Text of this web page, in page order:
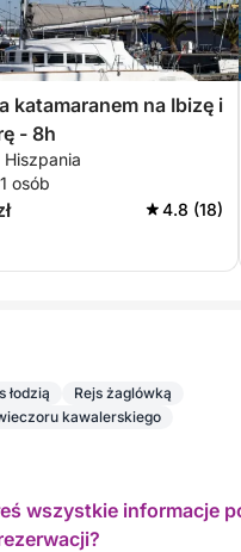
katamaranem na Ibizę i
- 8h
Hiszpania
osób
4.8 (18)
łodzią
Rejs żaglówką
kawalerskiego
wszystkie informacje